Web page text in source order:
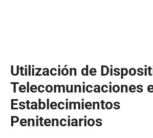
Utilización de
Telecomunicaciones
Establecimientos
Penitenciarios